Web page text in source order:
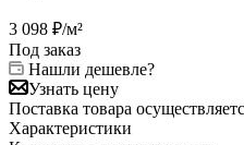
3 098 ₽/м²
Под заказ
Нашли дешевле?
Узнать цену
Поставка товара
Характеристики